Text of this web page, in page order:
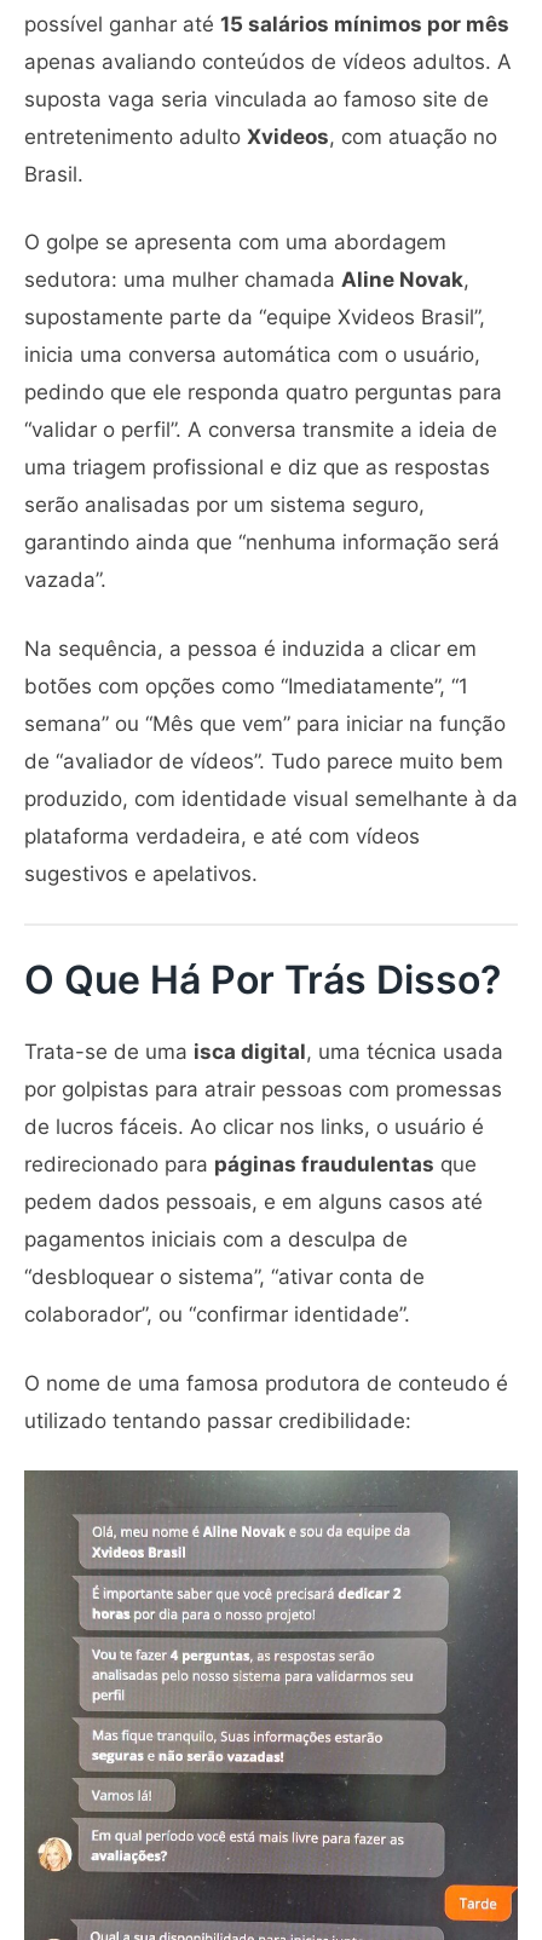
possível ganhar até 15 salários mínimos por mês
apenas avaliando conteúdos de vídeos adultos. A
suposta vaga seria vinculada ao famoso site de
entretenimento adulto Xvideos, com atuação no
Brasil.
O golpe se apresenta com uma abordagem
sedutora: uma mulher chamada Aline Novak,
supostamente parte da “equipe Xvideos Brasil”,
inicia uma conversa automática com o usuário,
pedindo que ele responda quatro perguntas para
“validar o perfil”. A conversa transmite a ideia de
uma triagem profissional e diz que as respostas
serão analisadas por um sistema seguro,
garantindo ainda que “nenhuma informação será
vazada”.
Na sequência, a pessoa é induzida a clicar em
botões com opções como “Imediatamente”, “1
semana” ou “Mês que vem” para iniciar na função
de “avaliador de vídeos”. Tudo parece muito bem
produzido, com identidade visual semelhante à da
plataforma verdadeira, e até com vídeos
sugestivos e apelativos.
O Que Há Por Trás Disso?
Trata-se de uma isca digital, uma técnica usada
por golpistas para atrair pessoas com promessas
de lucros fáceis. Ao clicar nos links, o usuário é
redirecionado para páginas fraudulentas que
pedem dados pessoais, e em alguns casos até
pagamentos iniciais com a desculpa de
“desbloquear o sistema”, “ativar conta de
colaborador”, ou “confirmar identidade”.
O nome de uma famosa produtora de conteudo é
utilizado tentando passar credibilidade: